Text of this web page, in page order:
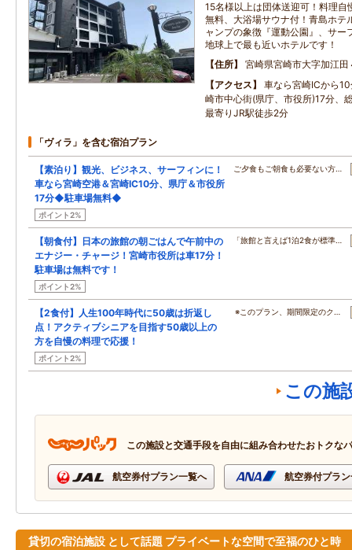
15名様以上は団体送迎可！料理自
無料、大浴場サウナ付！青島ホテ
ャンプの象徴『運動公園』、サー
地球上で最も近いホテルです！
住所
宮崎県宮崎市大字加江田
アクセス
車なら宮崎ICから
崎市中心街(県庁、市役所)17分、
最寄りJR駅徒歩2分
「ヴィラ」を含む宿泊プラン
【素泊り】観光、ビジネス、サーフィンに！
車なら宮崎空港＆宮崎IC10分、県庁＆市役所
17分◆駐車場無料◆
ポイント2%
ご夕食もご朝食も必要ない方…
【朝食付】日本の旅館の朝ごはんで午前中の
エナジー・チャージ！宮崎市役所は車17分！
駐車場は無料です！
ポイント2%
「旅館と言えば1泊2食が標準…
【2食付】人生100年時代に50歳は折返し
点！アクティブシニアを目指す50歳以上の
方を自慢の料理で応援！
ポイント2%
※このプラン、期間限定のク…
この施
この施設と交通手段を自由に組み合わせたおトクな
航空券付プラン一覧へ 航空券付プラ
貸切の宿泊施設 として話題 プライベートな空間で至福のひと時